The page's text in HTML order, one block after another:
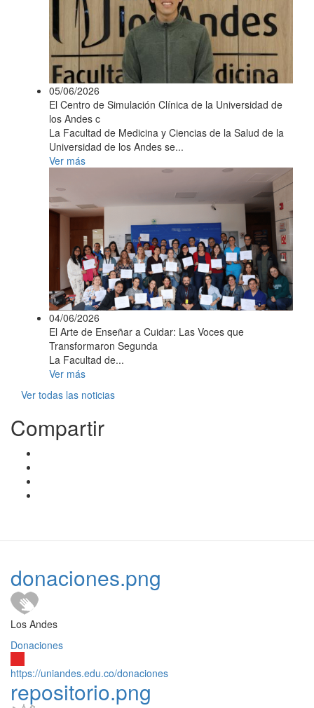
05/06/2026
El Centro de Simulación Clínica de la Universidad de
los Andes c
La Facultad de Medicina y Ciencias de la Salud de la
Universidad de los Andes se...
Ver más
04/06/2026
El Arte de Enseñar a Cuidar: Las Voces que
Transformaron Segunda
La Facultad de...
Ver más
Ver todas las noticias
Compartir
donaciones.png
Los Andes
Donaciones
https://uniandes.edu.co/donaciones
repositorio.png